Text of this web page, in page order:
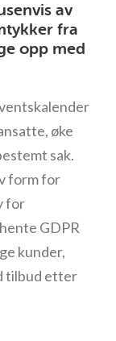
av
fra
opp med
øke
sak.
form for
for
GDPR
kunder,
tilbud etter